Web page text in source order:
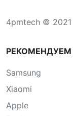
4pmtech © 2021
РЕКОМЕНДУЕМ
Samsung
Xiaomi
Apple